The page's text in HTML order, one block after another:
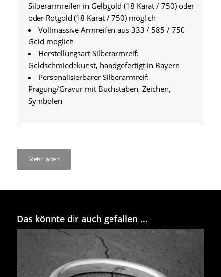
Silberarmreifen in Gelbgold (18 Karat / 750) oder
oder Rotgold (18 Karat / 750) möglich
Vollmassive Armreifen aus 333 / 585 / 750
Gold möglich
Herstellungsart Silberarmreif:
Goldschmiedekunst, handgefertigt in Bayern
Personalisierbarer Silberarmreif:
Prägung/Gravur mit Buchstaben, Zeichen,
Symbolen
Mehr laden
Das könnte dir auch gefallen …